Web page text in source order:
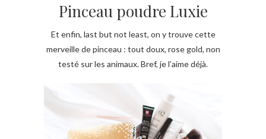
Pinceau poudre Luxie
Et enfin, last but not least, on y trouve cette
merveille de pinceau : tout doux, rose gold, non
testé sur les animaux. Bref, je l’aime déjà.